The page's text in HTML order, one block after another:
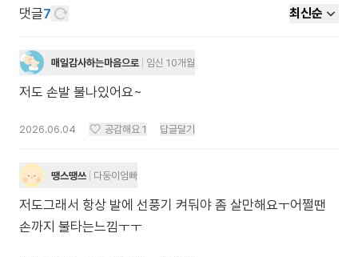
댓글7 최신순
매일감사하는마음으로 임신 10개월
저도 손발 불나있어요~
2026.06.04 공감해요 1 답글달기
땡스땡쓰 다둥이엄빠
저도그래서 항상 발에 선풍기 켜둬야 좀 살만해요ㅜ어쩔땐
손까지 불타는느낌ㅜㅜ